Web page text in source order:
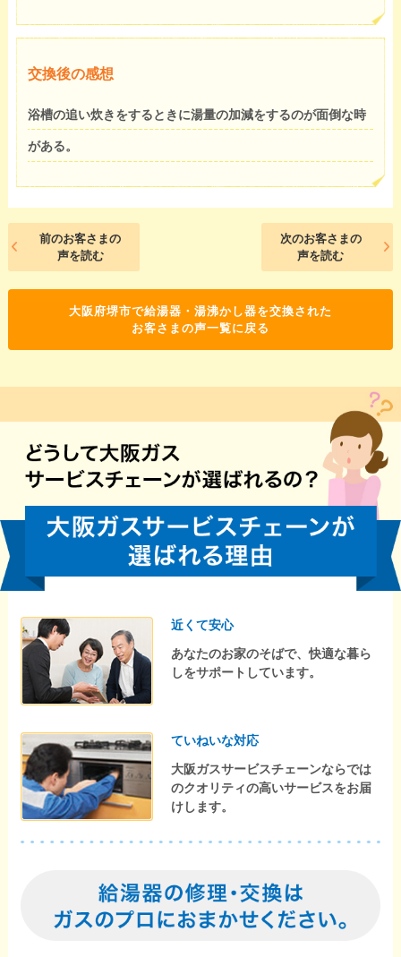
交換後の感想
浴槽の追い炊きをするときに湯量の加減をするのが面倒な時
がある。
前のお客さまの
声を読む
次のお客さまの
声を読む
大阪府堺市で給湯器・湯沸かし器を交換された
お客さまの声一覧に戻る
近くて安心
あなたのお家のそばで、快適な暮ら
しをサポートしています。
ていねいな対応
大阪ガスサービスチェーンならでは
のクオリティの高いサービスをお届
けします。